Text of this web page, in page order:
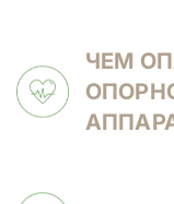
ЧЕМ